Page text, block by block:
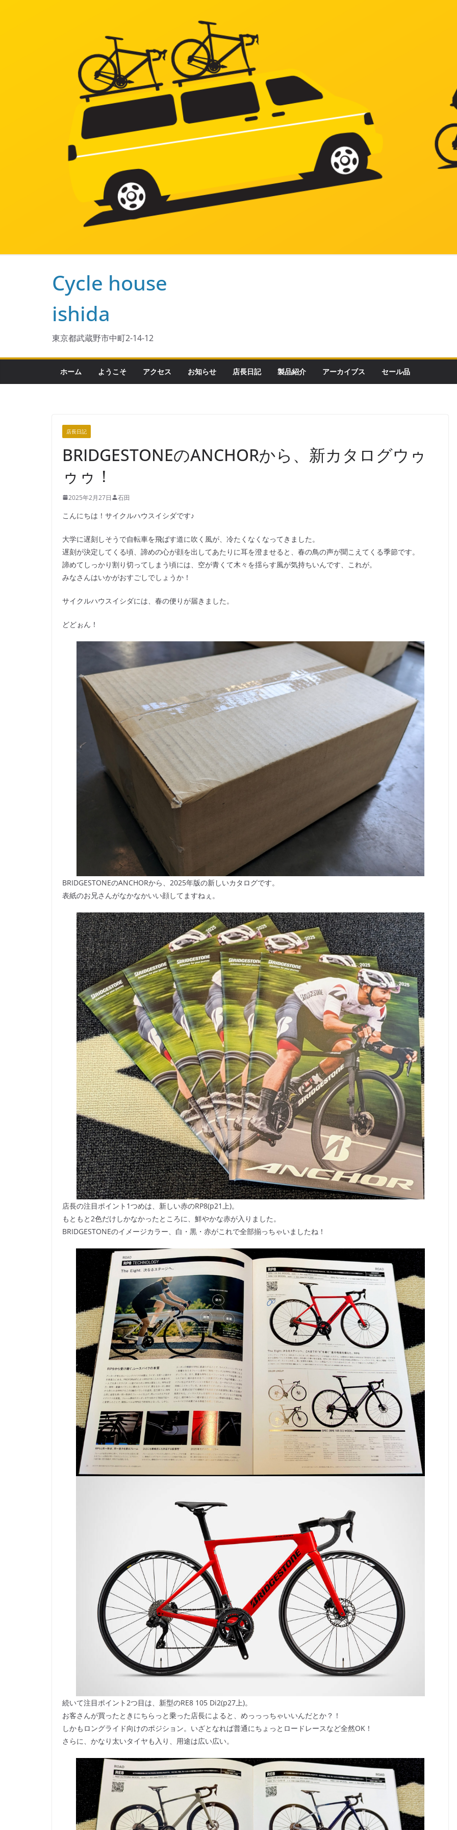
Cycle house
ishida
東京都武蔵野市中町2-14-12
ホーム ようこそ アクセス お知らせ 店長日記 製品紹介 アーカイブス セール品
店長日記
BRIDGESTONEのANCHORから、新カタログウゥ
ゥゥ！
2025年2月27日 石田
こんにちは！サイクルハウスイシダです♪
大学に遅刻しそうで自転車を飛ばす道に吹く風が、冷たくなくなってきました。
遅刻が決定してくる頃、諦めの心が顔を出してあたりに耳を澄ませると、春の鳥の声が聞こえてくる季節です。
諦めてしっかり割り切ってしまう頃には、空が青くて木々を揺らす風が気持ちいんです、これが。
みなさんはいかがおすごしでしょうか！
サイクルハウスイシダには、春の便りが届きました。
どどぉん！
BRIDGESTONEのANCHORから、2025年版の新しいカタログです。
表紙のお兄さんがなかなかいい顔してますねぇ。
店長の注目ポイント1つめは、新しい赤のRP8(p21上)。
もともと2色だけしかなかったところに、鮮やかな赤が入りました。
BRIDGESTONEのイメージカラー、白・黒・赤がこれで全部揃っちゃいましたね！
続いて注目ポイント2つ目は、新型のRE8 105 Di2(p27上)。
お客さんが買ったときにちらっと乗った店長によると、めっっっちゃいいんだとか？！
しかもロングライド向けのポジション。いざとなれば普通にちょっとロードレースなど全然OK！
さらに、かなり太いタイヤも入り、用途は広い広い。